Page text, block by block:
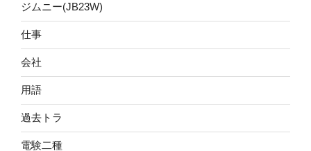
ジムニー(JB23W)
仕事
会社
用語
過去トラ
電験二種